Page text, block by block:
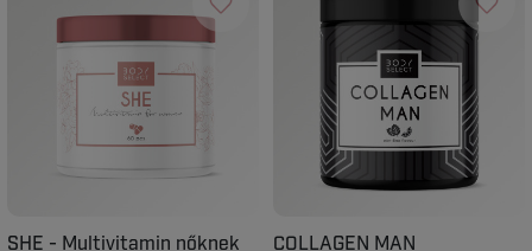
SHE - Multivitamin nőknek COLLAGEN MAN